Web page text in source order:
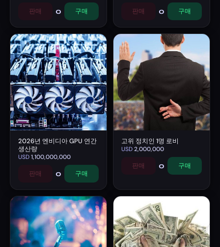
판매 0 구매 판매 0 구매
2026년 엔비디아 GPU 연간
생산량
USD1,100,000,000
판매 0 구매
고위 정치인 1명 로비
USD2,000,000
판매 0 구매